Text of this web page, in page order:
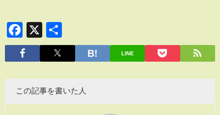
Facebook
X
有
LINE
この記事を書いた人